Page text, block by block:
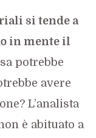
si tende a
in mente il
potrebbe
avere
L’analista
è abituato a